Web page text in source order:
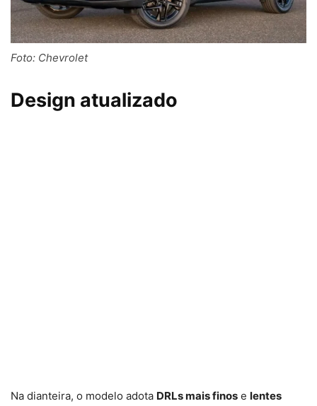
Foto: Chevrolet
Design atualizado
Na dianteira, o modelo adota DRLs mais finos e lentes